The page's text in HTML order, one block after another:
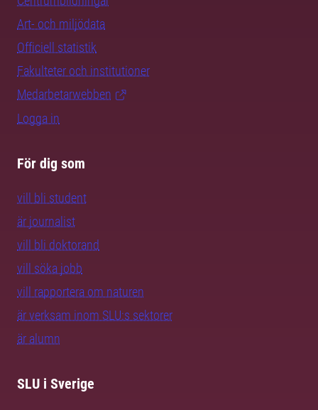
Art- och miljödata
Officiell statistik
Fakulteter och institutioner
Medarbetarwebben
Logga in
För dig som
vill bli student
är journalist
vill bli doktorand
vill söka jobb
vill rapportera om naturen
är verksam inom SLU:s sektorer
är alumn
SLU i Sverige